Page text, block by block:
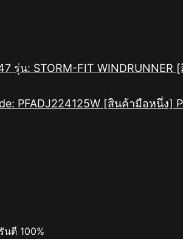
[
[สินค้ามือหนึ่ง]
นตี 100%